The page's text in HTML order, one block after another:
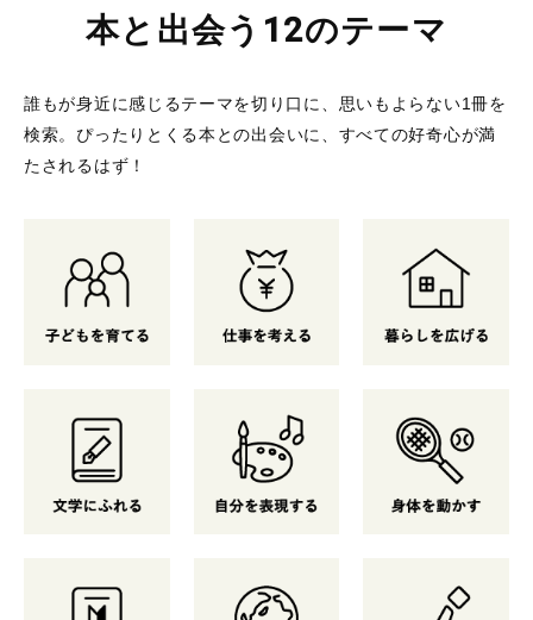
本と出会う12のテーマ
誰もが身近に感じるテーマを切り口に、思いもよらない1冊を
検索。 ぴったりとくる本との出会いに、すべての好奇心が満
たされるはず！